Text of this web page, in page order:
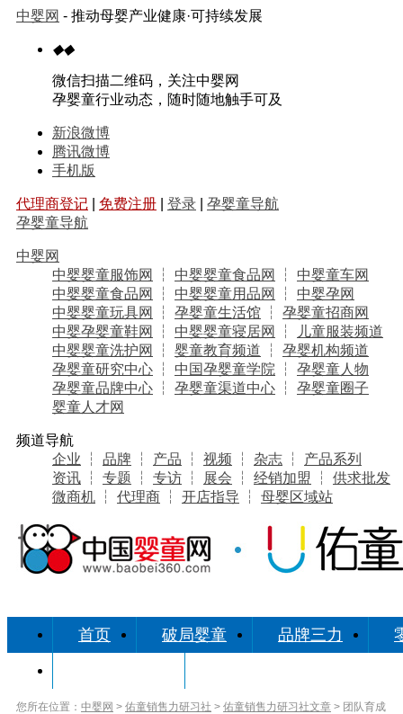
中婴网 - 推动母婴产业健康·可持续发展
◆◆
微信扫描二维码，关注中婴网
孕婴童行业动态，随时随地触手可及
新浪微博
腾讯微博
手机版
代理商登记 免费注册 登录
孕婴童导航
孕婴童导航
中婴网
中婴婴童服饰网
┆ 中婴婴童食品网 ┆ 中婴童车网
中婴婴童食品网
┆ 中婴婴童用品网 ┆ 中婴孕网
中婴婴童玩具网
┆ 孕婴童生活馆 ┆ 孕婴童招商网
中婴孕婴童鞋网
┆ 中婴婴童寝居网 ┆
儿童服装频道
中婴婴童洗护网
┆ 婴童教育频道 ┆ 孕婴机构频道
孕婴童研究中心 ┆ 中国孕婴童学院 ┆ 孕婴童人物
孕婴童品牌中心 ┆ 孕婴童渠道中心 ┆ 孕婴童圈子
婴童人才网
频道导航
企业 ┆ 品牌 ┆ 产品 ┆ 视频 ┆ 杂志 ┆ 产品系列
资讯 ┆ 专题 ┆ 专访 ┆ 展会 ┆ 经销加盟 ┆ 供求批发
微商机 ┆ 代理商 ┆ 开店指导 ┆ 母婴区域站
首页 破局婴童 品牌三力
您所在位置： 中婴网 > 佑童销售力研习社 > 佑童销售力研习社文章 > 团队育成